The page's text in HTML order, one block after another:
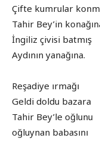
Çifte kumrular
Tahir Bey’in
İngiliz çivisi batmış
Aydının
Reşadiye ırmağı
Geldi doldu bazara
Tahir Bey’le oğlunu
oğluynan babasını